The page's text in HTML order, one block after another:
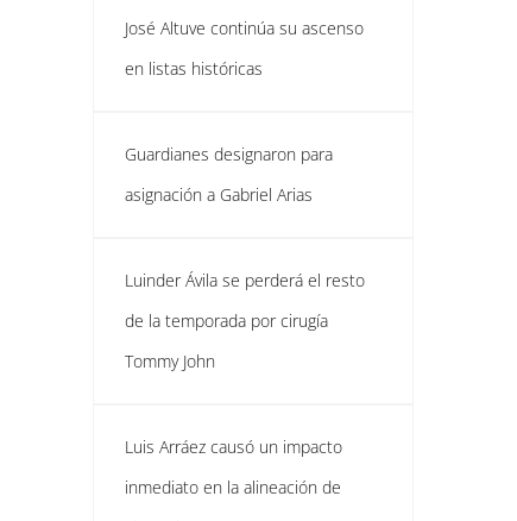
José Altuve continúa su ascenso
en listas históricas
Guardianes designaron para
asignación a Gabriel Arias
Luinder Ávila se perderá el resto
de la temporada por cirugía
Tommy John
Luis Arráez causó un impacto
inmediato en la alineación de